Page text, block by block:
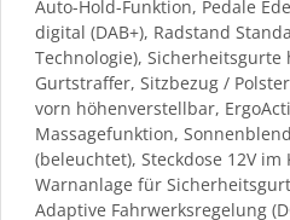
Auto-Hold-Funktion, Pedale
digital (DAB+), Radstand
Technologie),
Gurtstraffer, Sitzbezug /
vorn höhenverstellbar,
Massagefunktion,
(beleuchtet), Steckdose 12V
Warnanlage für
Adaptive Fahrwerksregelung